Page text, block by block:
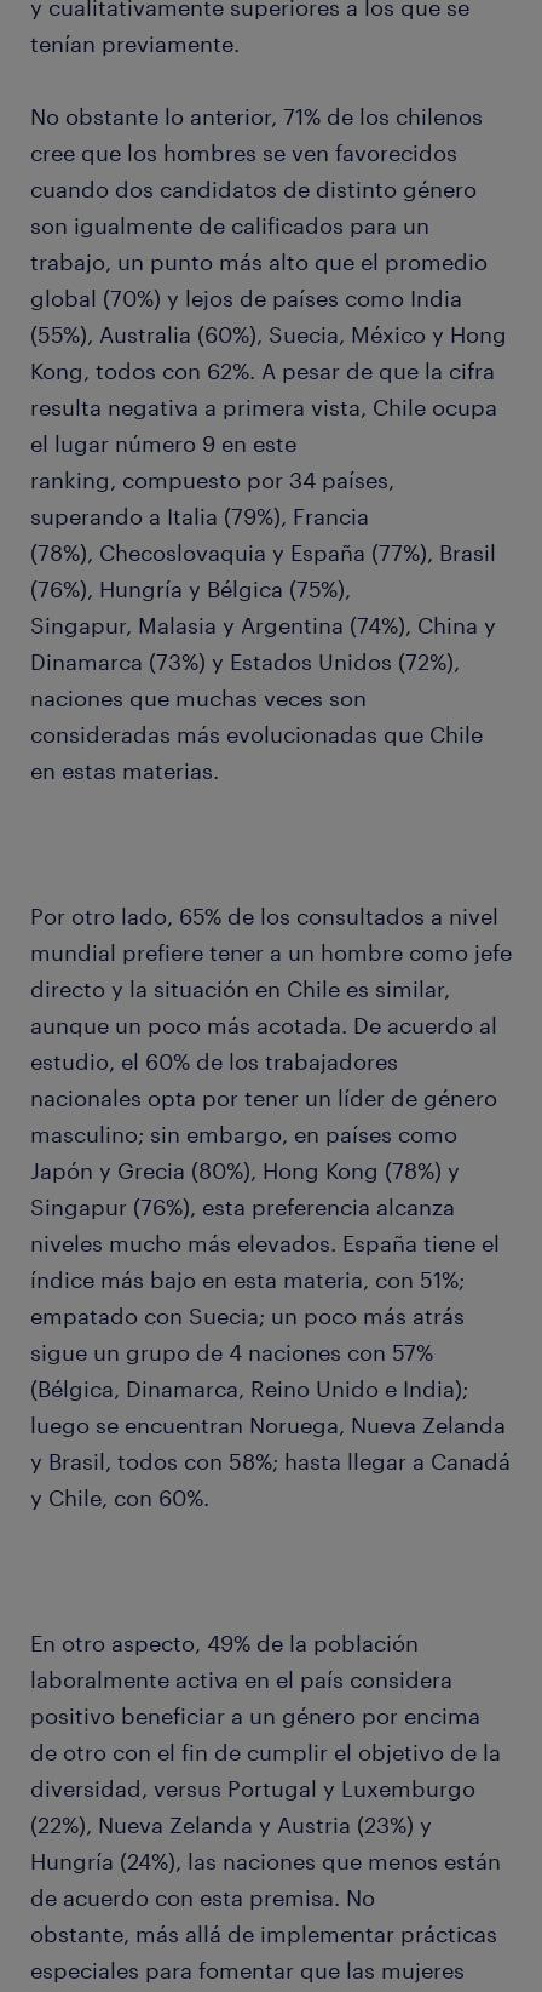
y cualitativamente superiores a los que se
tenían previamente.
No obstante lo anterior, 71% de los chilenos
cree que los hombres se ven favorecidos
cuando dos candidatos de distinto género
son igualmente de calificados para un
trabajo, un punto más alto que el promedio
global (70%) y lejos de países como India
(55%), Australia (60%), Suecia, México y Hong
Kong, todos con 62%. A pesar de que la cifra
resulta negativa a primera vista, Chile ocupa
el lugar número 9 en este
ranking, compuesto por 34 países,
superando a Italia (79%), Francia
(78%), Checoslovaquia y España (77%), Brasil
(76%), Hungría y Bélgica (75%),
Singapur, Malasia y Argentina (74%), China y
Dinamarca (73%) y Estados Unidos (72%),
naciones que muchas veces son
consideradas más evolucionadas que Chile
en estas materias.
Por otro lado, 65% de los consultados a nivel
mundial prefiere tener a un hombre como jefe
directo y la situación en Chile es similar,
aunque un poco más acotada. De acuerdo al
estudio, el 60% de los trabajadores
nacionales opta por tener un líder de género
masculino; sin embargo, en países como
Japón y Grecia (80%), Hong Kong (78%) y
Singapur (76%), esta preferencia alcanza
niveles mucho más elevados. España tiene el
índice más bajo en esta materia, con 51%;
empatado con Suecia; un poco más atrás
sigue un grupo de 4 naciones con 57%
(Bélgica, Dinamarca, Reino Unido e India);
luego se encuentran Noruega, Nueva Zelanda
y Brasil, todos con 58%; hasta llegar a Canadá
y Chile, con 60%.
En otro aspecto, 49% de la población
laboralmente activa en el país considera
positivo beneficiar a un género por encima
de otro con el fin de cumplir el objetivo de la
diversidad, versus Portugal y Luxemburgo
(22%), Nueva Zelanda y Austria (23%) y
Hungría (24%), las naciones que menos están
de acuerdo con esta premisa. No
obstante, más allá de implementar prácticas
especiales para fomentar que las mujeres